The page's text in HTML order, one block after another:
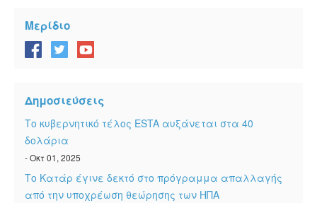
ESTA Κατάσταση
Μερίδιο
Δημοσιεύσεις
Το κυβερνητικό τέλος ESTA αυξάνεται στα 40
δολάρια
- Οκτ 01, 2025
Το Κατάρ έγινε δεκτό στο πρόγραμμα απαλλαγής
από την υποχρέωση θεώρησης των ΗΠΑ